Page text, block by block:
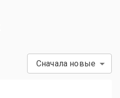
Сначала новые